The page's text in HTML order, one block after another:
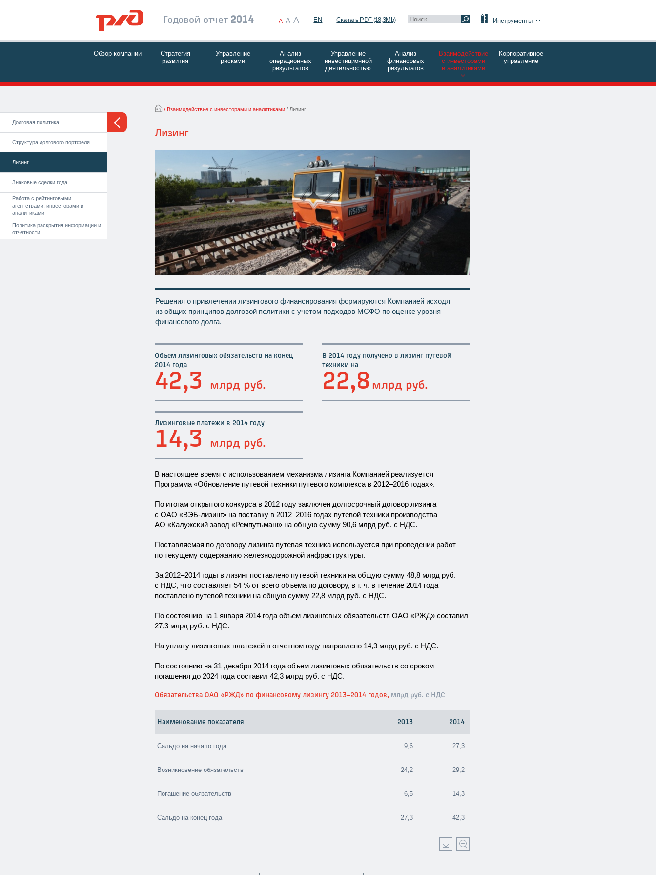
Годовой отчет 2014 A A A EN Скачать PDF (18,3Mb) Инструменты
Обзор компании
Стратегия
развития
Управление
рисками
Анализ
операционных
результатов
Управление
инвестиционной
деятельностью
Анализ
финансовых
результатов
Взаимодействие
с инвесторами
и аналитиками
Корпоративное
управление
Взаимодействие с инвесторами и аналитиками Лизинг
Долговая политика
Структура долгового портфеля
Лизинг
Знаковые сделки года
Работа с рейтинговыми
агентствами, инвесторами и
аналитиками
Политика раскрытия информации и
отчетности
Лизинг
Решения о привлечении лизингового финансирования формируются Компанией исходя
из общих принципов долговой политики с учетом подходов МСФО по оценке уровня
финансового долга.
Объем лизинговых обязательств на конец
2014 года
42,3 млрд руб.
В 2014 году получено в лизинг путевой
техники на
22,8 млрд руб.
Лизинговые платежи в 2014 году
14,3 млрд руб.
В настоящее время с использованием механизма лизинга Компанией реализуется
Программа «Обновление путевой техники путевого комплекса в 2012–2016 годах».
По итогам открытого конкурса в 2012 году заключен долгосрочный договор лизинга
с ОАО «ВЭБ-лизинг» на поставку в 2012–2016 годах путевой техники производства
АО «Калужский завод «Ремпутьмаш» на общую сумму 90,6 млрд руб. с НДС.
Поставляемая по договору лизинга путевая техника используется при проведении работ
по текущему содержанию железнодорожной инфраструктуры.
За 2012–2014 годы в лизинг поставлено путевой техники на общую сумму 48,8 млрд руб.
с НДС, что составляет 54 % от всего объема по договору, в т. ч. в течение 2014 года
поставлено путевой техники на общую сумму 22,8 млрд руб. с НДС.
По состоянию на 1 января 2014 года объем лизинговых обязательств ОАО «РЖД» составил
27,3 млрд руб. с НДС.
На уплату лизинговых платежей в отчетном году направлено 14,3 млрд руб. с НДС.
По состоянию на 31 декабря 2014 года объем лизинговых обязательств со сроком
погашения до 2024 года составил 42,3 млрд руб. с НДС.
Обязательства ОАО «РЖД» по финансовому лизингу 2013–2014 годов, млрд руб. с НДС
Наименование показателя 2013 2014
Сальдо на начало года 9,6 27,3
Возникновение обязательств 24,2 29,2
Погашение обязательств 6,5 14,3
Сальдо на конец года 27,3 42,3